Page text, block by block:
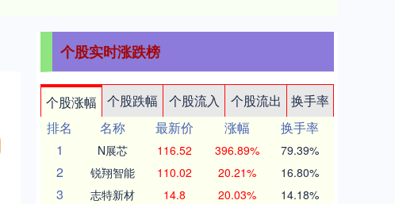
个股实时涨跌榜
个股涨幅 个股跌幅 个股流入 个股流出
换手率
排名
名称 最新价 涨幅
换手率
1
N展芯 116.52 396.89% 79.39%
2 锐翔智能 110.02 20.21% 16.80%
3 志特新材 14.8 20.03% 14.18%